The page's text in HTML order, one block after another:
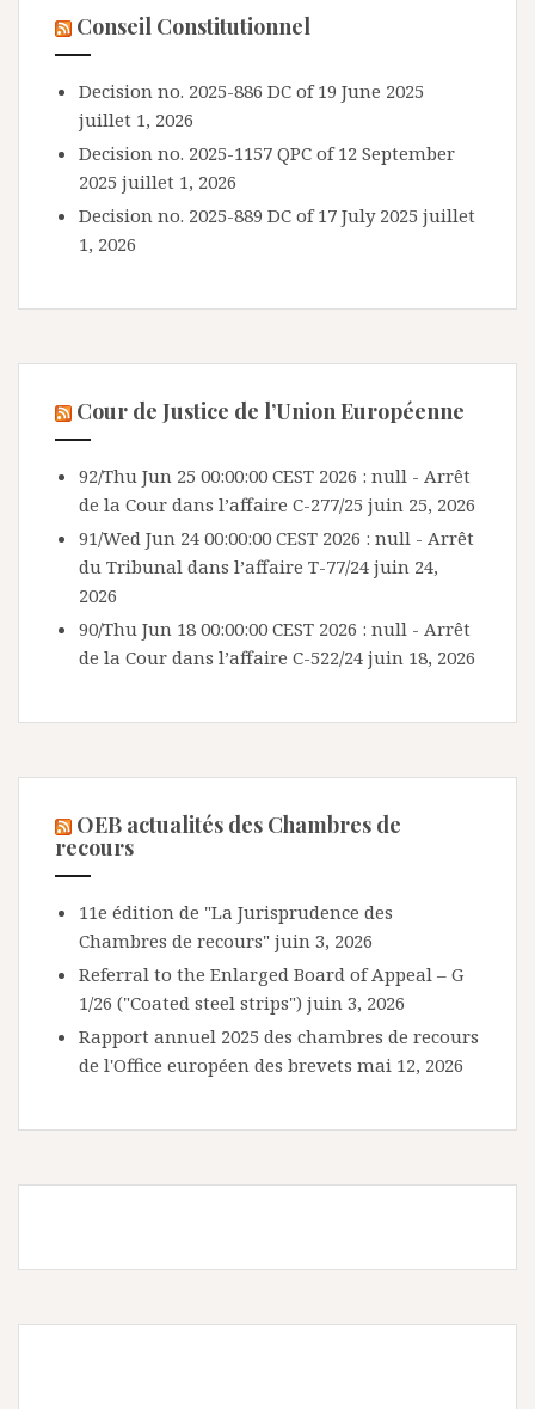
Conseil Constitutionnel
Decision no. 2025-886 DC of 19 June 2025
juillet 1, 2026
Decision no. 2025-1157 QPC of 12 September
2025 juillet 1, 2026
Decision no. 2025-889 DC of 17 July 2025 juillet
1, 2026
Cour de Justice de l’Union Européenne
92/Thu Jun 25 00:00:00 CEST 2026 : null - Arrêt
de la Cour dans l’affaire C-277/25 juin 25, 2026
91/Wed Jun 24 00:00:00 CEST 2026 : null - Arrêt
du Tribunal dans l’affaire T-77/24 juin 24,
2026
90/Thu Jun 18 00:00:00 CEST 2026 : null - Arrêt
de la Cour dans l’affaire C-522/24 juin 18, 2026
OEB actualités des Chambres de
recours
11e édition de "La Jurisprudence des
Chambres de recours" juin 3, 2026
Referral to the Enlarged Board of Appeal – G
1/26 ("Coated steel strips") juin 3, 2026
Rapport annuel 2025 des chambres de recours
de l'Office européen des brevets mai 12, 2026